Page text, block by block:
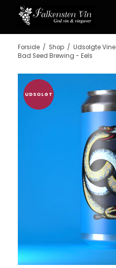
Forside / Shop / Udsolgte Vine
Bad Seed Brewing - Eels
UDSOLGT